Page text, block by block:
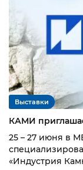
Выставки
КАМИ
25 – 27 июня в
«Индустрия